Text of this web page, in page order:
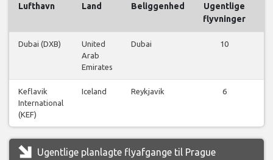
Lufthavn Land Beliggenhed
Ugentlige
flyvninger
Dubai (DXB)
United
Arab
Emirates
Dubai
10
Keflavik
International
(KEF)
Iceland Reykjavik
6
Ugentlige planlagte flyafgange til Prague